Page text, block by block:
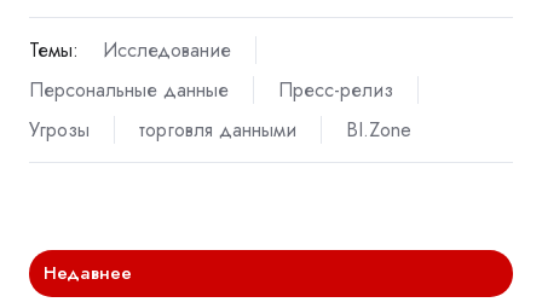
Темы:
Исследование
Персональные данные
Пресс-релиз
Угрозы
торговля данными BI.Zone
Недавнее